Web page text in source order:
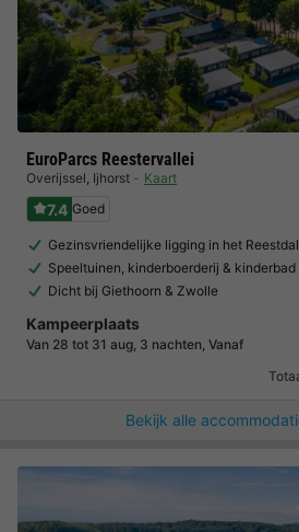
EuroParcs Reestervallei
Overijssel, Ijhorst Kaart
7.4 Goed
Gezinsvriendelijke ligging in het Reestdal
Speeltuinen, kinderboerderij & kinderbad
Dicht bij Giethoorn & Zwolle
Kampeerplaats
Van 28 tot 31 aug, 3 nachten, Vanaf
Bekijk alle